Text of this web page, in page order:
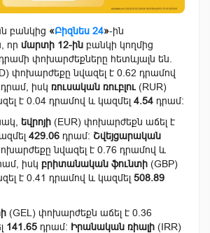
բանկից «Բիզնես 24»-ին
որ մարտի 12-ին բանկի կողմից
փոխարժեքները հետևյալն են.
փոխարժեքը նվազել է 0.62 դրամով
դրամ, իսկ ռուսական ռուբլու (RUR)
է 0.04 դրամով և կազմել 4.54 դրամ:
եվրոյի (EUR) փոխարժեքն աճել է
429.06 դրամ: Շվեյցարական
նվազել է 0.76 դրամով և
իսկ բրիտանական ֆունտի (GBP)
է 0.41 դրամով և կազմել 508.89
(GEL) փոխարժեքն աճել է 0.36
141.65 դրամ: Իրանական ռիալի (IRR)